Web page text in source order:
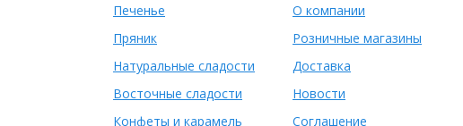
Печенье
Пряник
Натуральные сладости
Восточные сладости
Конфеты и карамель
О компании
Розничные магазины
Доставка
Новости
Соглашение